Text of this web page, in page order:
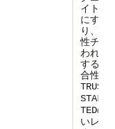
イトを
にする
り、制
性チェ
われな
する)
合性レ
TEDの
いレベ